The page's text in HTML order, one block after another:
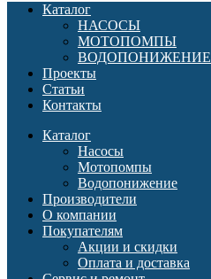
Каталог
НАСОСЫ
МОТОПОМПЫ
ВОДОПОНИЖЕНИЕ
Проекты
Статьи
Контакты
Каталог
Насосы
Мотопомпы
Водопонижение
Производители
О компании
Покупателям
Акции и скидки
Оплата и доставка